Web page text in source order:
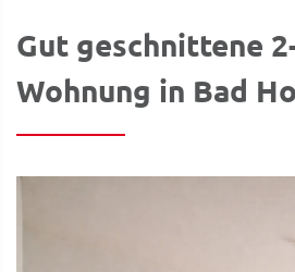
Gut geschnittene
Wohnung in Bad